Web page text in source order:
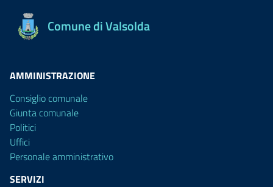
Comune di Valsolda
AMMINISTRAZIONE
Consiglio comunale
Giunta comunale
Politici
Uffici
Personale amministrativo
SERVIZI